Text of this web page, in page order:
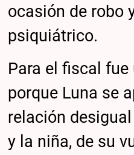
ocasión de robo
psiquiátrico.
Para el fiscal
porque Luna se
relación desigual
y la niña, de su